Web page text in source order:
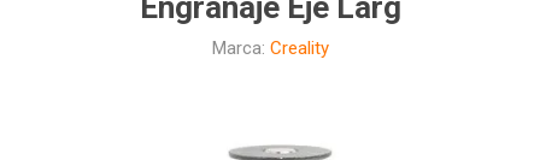
Engranaje Eje Larg
Marca: Creality